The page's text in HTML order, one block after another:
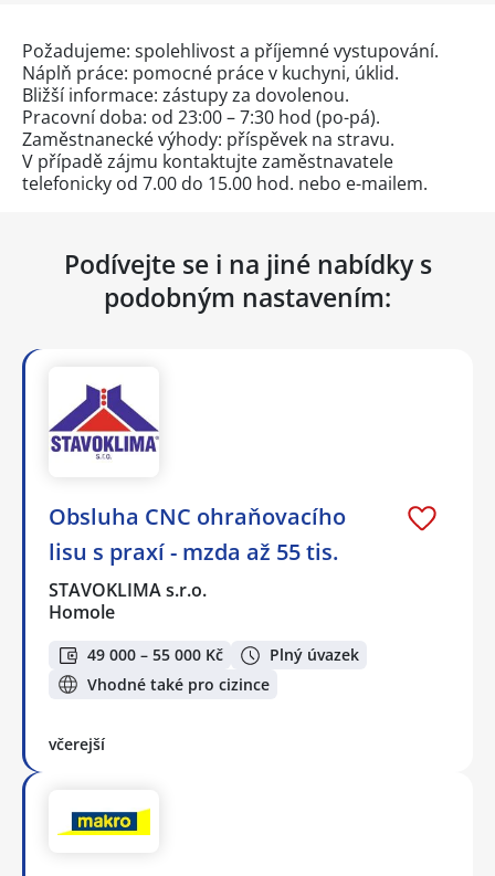
Požadujeme: spolehlivost a příjemné vystupování.
Náplň práce: pomocné práce v kuchyni, úklid.
Bližší informace: zástupy za dovolenou.
Pracovní doba: od 23:00 – 7:30 hod (po-pá).
Zaměstnanecké výhody: příspěvek na stravu.
V případě zájmu kontaktujte zaměstnavatele
telefonicky od 7.00 do 15.00 hod. nebo e-mailem.
Podívejte se i na jiné nabídky s
podobným nastavením:
Obsluha CNC ohraňovacího
lisu s praxí - mzda až 55 tis.
STAVOKLIMA s.r.o.
Homole
49 000 – 55 000 Kč
Plný úvazek
Vhodné také pro cizince
včerejší